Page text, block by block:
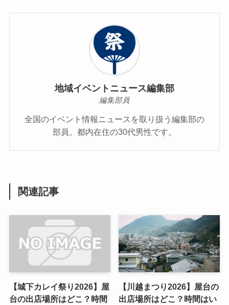
地域イベントニュース編集部
編集部員
全国のイベント情報ニュースを取り扱う編集部の
部員。都内在住の30代男性です。
関連記事
【城下カレイ祭り2026】屋
台の出店場所はどこ？時間
【川越まつり2026】屋台の
出店場所はどこ？時間はい